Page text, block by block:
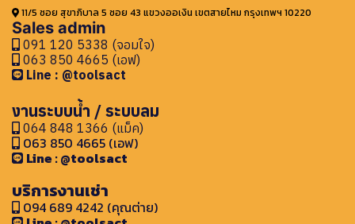
11/5 ซอย สุขาภิบาล 5 ซอย 43 แขวงออเงิน เขตสายไหม กรุงเทพฯ 10220
Sales admin
091 120 5338 (จอมใจ)
063 850 4665 (เอฟ)
Line : @toolsact
งานระบบน้ำ / ระบบลม
064 848 1366 (แม็ค)
063 850 4665 (เอฟ)
Line : @toolsact
บริการงานเช่า
094 689 4242 (คุณต่าย)